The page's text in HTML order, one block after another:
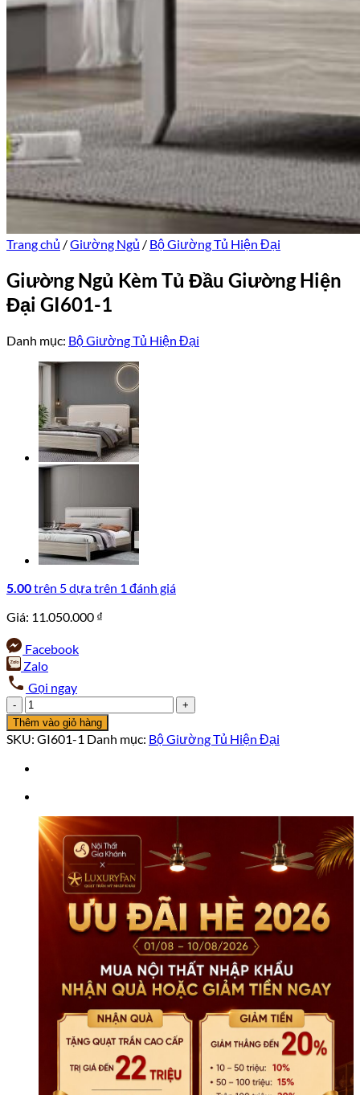
Trang chủ /Giường Ngủ / Bộ Giường Tủ Hiện Đại
Giường Ngủ Kèm Tủ Đầu Giường Hiện
Đại GI601-1
Danh mục: Bộ Giường Tủ Hiện Đại
5.00trên 5 dựa trên 1 đánh giá
Giá: 11.050.000 ₫
Facebook
Zalo
Gọi ngay
Giường
Ngủ
Kèm
Đầu
Hiện
Đại
GI601-
lượng
Thêm vào giỏ hàng
SKU: GI601-1 Danh mục: Bộ Giường Tủ Hiện Đại